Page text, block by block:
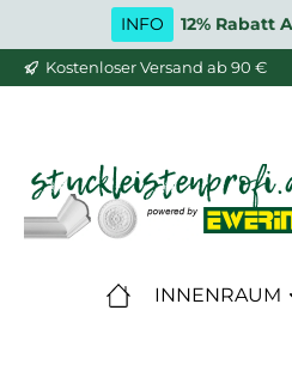
Hauptinhalt springen
Zur Suche springen
Zur Hauptnavigation
INFO 12% Rabatt
Kostenloser Versand ab 90 €
INNENRAUM